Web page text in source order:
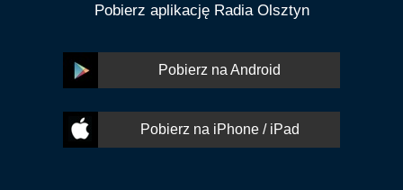
Pobierz aplikację Radia Olsztyn
Pobierz na Android
Pobierz na iPhone / iPad